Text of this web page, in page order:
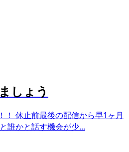
しょう
！ 休止前最後の配信から早1ヶ月
誰かと話す機会が少...